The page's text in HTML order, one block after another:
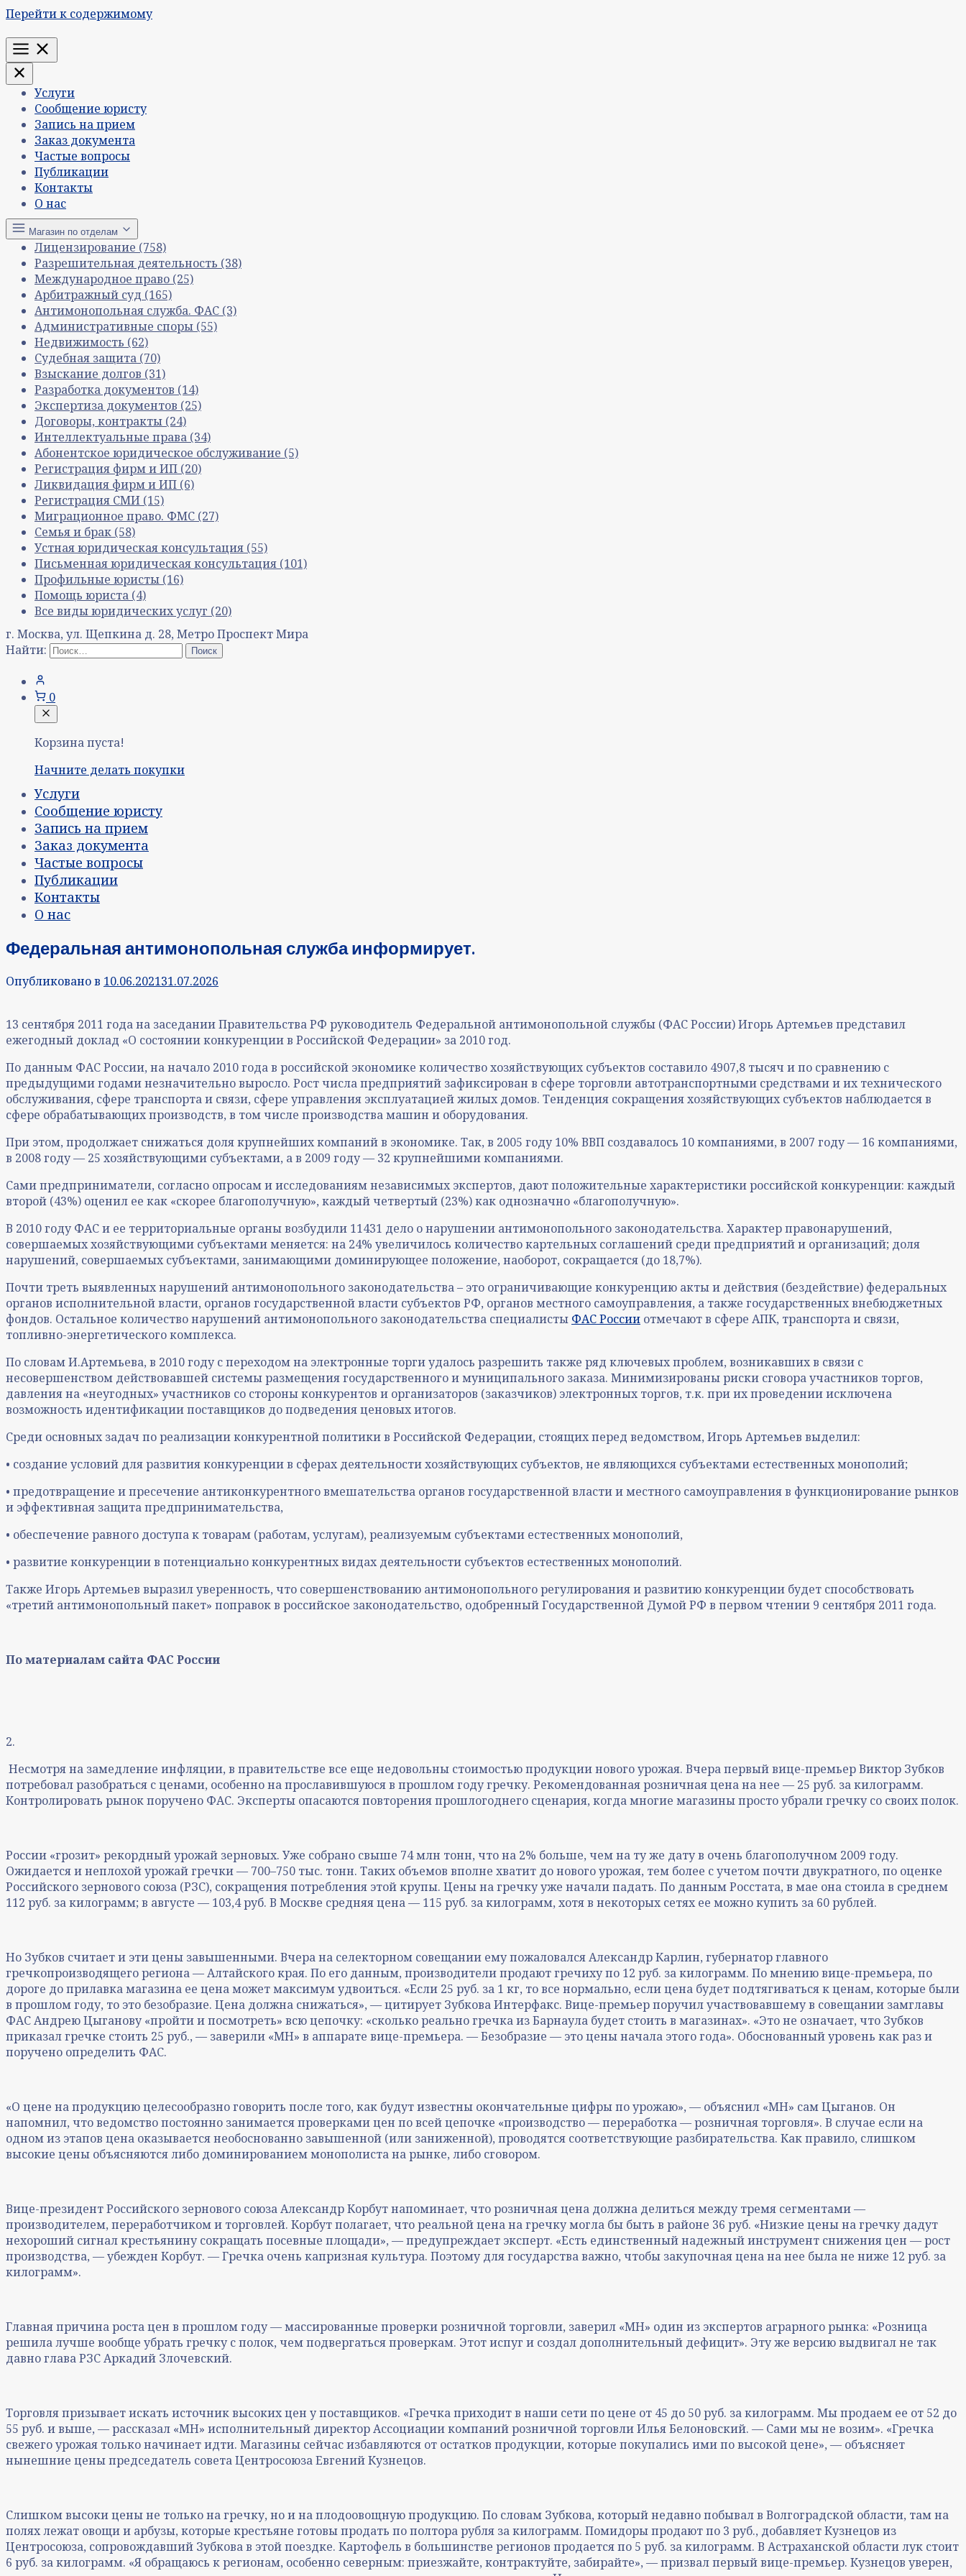
Перейти к содержимому
Меню
Услуги
Сообщение юристу
Запись на прием
Заказ документа
Частые вопросы
Публикации
Контакты
О нас
Магазин по отделам
Лицензирование (758)
Разрешительная деятельность (38)
Международное право (25)
Арбитражный суд (165)
Антимонопольная служба. ФАС (3)
Административные споры (55)
Недвижимость (62)
Судебная защита (70)
Взыскание долгов (31)
Разработка документов (14)
Экспертиза документов (25)
Договоры, контракты (24)
Интеллектуальные права (34)
Абонентское юридическое обслуживание (5)
Регистрация фирм и ИП (20)
Ликвидация фирм и ИП (6)
Регистрация СМИ (15)
Миграционное право. ФМС (27)
Семья и брак (58)
Устная юридическая консультация (55)
Письменная юридическая консультация (101)
Профильные юристы (16)
Помощь юриста (4)
Все виды юридических услуг (20)
г. Москва, ул. Щепкина д. 28, Метро Проспект Мира
Найти:
0
Корзина пуста!
Начните делать покупки
Услуги
Сообщение юристу
Запись на прием
Заказ документа
Частые вопросы
Публикации
Контакты
О нас
Федеральная антимонопольная служба информирует.
Опубликовано в 10.06.202131.07.2026
13 сентября 2011 года на заседании Правительства РФ руководитель Федеральной антимонопольной службы (ФАС России) Игорь Артемьев представил
ежегодный доклад «О состоянии конкуренции в Российской Федерации» за 2010 год.
По данным ФАС России, на начало 2010 года в российской экономике количество хозяйствующих субъектов составило 4907,8 тысяч и по сравнению с
предыдущими годами незначительно выросло. Рост числа предприятий зафиксирован в сфере торговли автотранспортными средствами и их технического
обслуживания, сфере транспорта и связи, сфере управления эксплуатацией жилых домов. Тенденция сокращения хозяйствующих субъектов наблюдается в
сфере обрабатывающих производств, в том числе производства машин и оборудования.
При этом, продолжает снижаться доля крупнейших компаний в экономике. Так, в 2005 году 10% ВВП создавалось 10 компаниями, в 2007 году — 16 компаниями,
в 2008 году — 25 хозяйствующими субъектами, а в 2009 году — 32 крупнейшими компаниями.
Сами предприниматели, согласно опросам и исследованиям независимых экспертов, дают положительные характеристики российской конкуренции: каждый
второй (43%) оценил ее как «скорее благополучную», каждый четвертый (23%) как однозначно «благополучную».
В 2010 году ФАС и ее территориальные органы возбудили 11431 дело о нарушении антимонопольного законодательства. Характер правонарушений,
совершаемых хозяйствующими субъектами меняется: на 24% увеличилось количество картельных соглашений среди предприятий и организаций; доля
нарушений, совершаемых субъектами, занимающими доминирующее положение, наоборот, сокращается (до 18,7%).
Почти треть выявленных нарушений антимонопольного законодательства – это ограничивающие конкуренцию акты и действия (бездействие) федеральных
органов исполнительной власти, органов государственной власти субъектов РФ, органов местного самоуправления, а также государственных внебюджетных
фондов. Остальное количество нарушений антимонопольного законодательства специалисты ФАС России отмечают в сфере АПК, транспорта и связи,
топливно-энергетического комплекса.
По словам И.Артемьева, в 2010 году с переходом на электронные торги удалось разрешить также ряд ключевых проблем, возникавших в связи с
несовершенством действовавшей системы размещения государственного и муниципального заказа. Минимизированы риски сговора участников торгов,
давления на «неугодных» участников со стороны конкурентов и организаторов (заказчиков) электронных торгов, т.к. при их проведении исключена
возможность идентификации поставщиков до подведения ценовых итогов.
Среди основных задач по реализации конкурентной политики в Российской Федерации, стоящих перед ведомством, Игорь Артемьев выделил:
• создание условий для развития конкуренции в сферах деятельности хозяйствующих субъектов, не являющихся субъектами естественных монополий;
• предотвращение и пресечение антиконкурентного вмешательства органов государственной власти и местного самоуправления в функционирование рынков
и эффективная защита предпринимательства,
• обеспечение равного доступа к товарам (работам, услугам), реализуемым субъектами естественных монополий,
• развитие конкуренции в потенциально конкурентных видах деятельности субъектов естественных монополий.
Также Игорь Артемьев выразил уверенность, что совершенствованию антимонопольного регулирования и развитию конкуренции будет способствовать
«третий антимонопольный пакет» поправок в российское законодательство, одобренный Государственной Думой РФ в первом чтении 9 сентября 2011 года.
По материалам сайта ФАС России
2.
Несмотря на замедление инфляции, в правительстве все еще недовольны стоимостью продукции нового урожая. Вчера первый вице-премьер Виктор Зубков
потребовал разобраться с ценами, особенно на прославившуюся в прошлом году гречку. Рекомендованная розничная цена на нее — 25 руб. за килограмм.
Контролировать рынок поручено ФАС. Эксперты опасаются повторения прошлогоднего сценария, когда многие магазины просто убрали гречку со своих полок.
России «грозит» рекордный урожай зерновых. Уже собрано свыше 74 млн тонн, что на 2% больше, чем на ту же дату в очень благополучном 2009 году.
Ожидается и неплохой урожай гречки — 700–750 тыс. тонн. Таких объемов вполне хватит до нового урожая, тем более с учетом почти двукратного, по оценке
Российского зернового союза (РЗС), сокращения потребления этой крупы. Цены на гречку уже начали падать. По данным Росстата, в мае она стоила в среднем
112 руб. за килограмм; в августе — 103,4 руб. В Москве средняя цена — 115 руб. за килограмм, хотя в некоторых сетях ее можно купить за 60 рублей.
Но Зубков считает и эти цены завышенными. Вчера на селекторном совещании ему пожаловался Александр Карлин, губернатор главного
гречкопроизводящего региона — Алтайского края. По его данным, производители продают гречиху по 12 руб. за килограмм. По мнению вице-премьера, по
дороге до прилавка магазина ее цена может максимум удвоиться. «Если 25 руб. за 1 кг, то все нормально, если цена будет подтягиваться к ценам, которые были
в прошлом году, то это безобразие. Цена должна снижаться», — цитирует Зубкова Интерфакс. Вице-премьер поручил участвовавшему в совещании замглавы
ФАС Андрею Цыганову «пройти и посмотреть» всю цепочку: «сколько реально гречка из Барнаула будет стоить в магазинах». «Это не означает, что Зубков
приказал гречке стоить 25 руб., — заверили «МН» в аппарате вице-премьера. — Безобразие — это цены начала этого года». Обоснованный уровень как раз и
поручено определить ФАС.
«О цене на продукцию целесообразно говорить после того, как будут известны окончательные цифры по урожаю», — объяснил «МН» сам Цыганов. Он
напомнил, что ведомство постоянно занимается проверками цен по всей цепочке «производство — переработка — розничная торговля». В случае если на
одном из этапов цена оказывается необоснованно завышенной (или заниженной), проводятся соответствующие разбирательства. Как правило, слишком
высокие цены объясняются либо доминированием монополиста на рынке, либо сговором.
Вице-президент Российского зернового союза Александр Корбут напоминает, что розничная цена должна делиться между тремя сегментами —
производителем, переработчиком и торговлей. Корбут полагает, что реальной цена на гречку могла бы быть в районе 36 руб. «Низкие цены на гречку дадут
нехороший сигнал крестьянину сокращать посевные площади», — предупреждает эксперт. «Есть единственный надежный инструмент снижения цен — рост
производства, — убежден Корбут. — Гречка очень капризная культура. Поэтому для государства важно, чтобы закупочная цена на нее была не ниже 12 руб. за
килограмм».
Главная причина роста цен в прошлом году — массированные проверки розничной торговли, заверил «МН» один из экспертов аграрного рынка: «Розница
решила лучше вообще убрать гречку с полок, чем подвергаться проверкам. Этот испуг и создал дополнительный дефицит». Эту же версию выдвигал не так
давно глава РЗС Аркадий Злочевский.
Торговля призывает искать источник высоких цен у поставщиков. «Гречка приходит в наши сети по цене от 45 до 50 руб. за килограмм. Мы продаем ее от 52 до
55 руб. и выше, — рассказал «МН» исполнительный директор Ассоциации компаний розничной торговли Илья Белоновский. — Сами мы не возим». «Гречка
свежего урожая только начинает идти. Магазины сейчас избавляются от остатков продукции, которые покупались ими по высокой цене», — объясняет
нынешние цены председатель совета Центросоюза Евгений Кузнецов.
Слишком высоки цены не только на гречку, но и на плодоовощную продукцию. По словам Зубкова, который недавно побывал в Волгоградской области, там на
полях лежат овощи и арбузы, которые крестьяне готовы продать по полтора рубля за килограмм. Помидоры продают по 3 руб., добавляет Кузнецов из
Центросоюза, сопровождавший Зубкова в этой поездке. Картофель в большинстве регионов продается по 5 руб. за килограмм. В Астраханской области лук стоит
6 руб. за килограмм. «Я обращаюсь к регионам, особенно северным: приезжайте, контрактуйте, забирайте», — призвал первый вице-премьер. Кузнецов уверен,